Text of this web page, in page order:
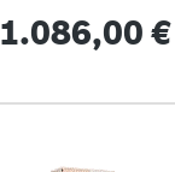
Regulärer Preis:
1.086,00 €